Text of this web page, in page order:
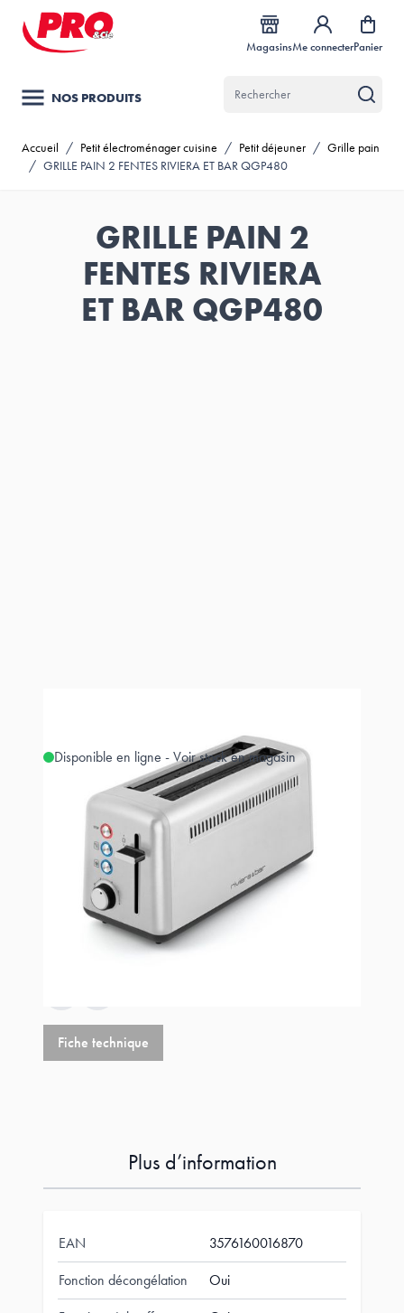
Allez au contenu
MagasinsMe connecterPanier
NOS PRODUITS
Accueil / Petit électroménager cuisine / Petit déjeuner / Grille pain
/ GRILLE PAIN 2 FENTES RIVIERA ET BAR QGP480
GRILLE PAIN 2
FENTES RIVIERA
ET BAR QGP480
Disponible en ligne - Voir stock en magasin
Estimer les frais de port
Référence QGP480
79,00 €
éco-p
79,42 €
Fiche technique
Plus d’information
EAN 3576160016870
Fonction décongélation Oui